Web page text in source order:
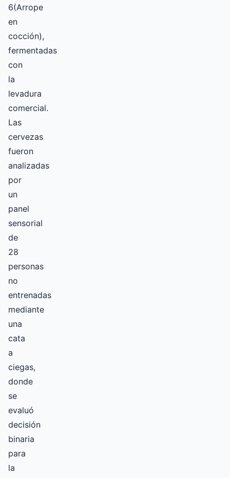
6(Arrope
en
cocción),
fermentadas
con
la
levadura
comercial.
Las
cervezas
fueron
analizadas
por
un
panel
sensorial
de
28
personas
no
entrenadas
mediante
una
cata
a
ciegas,
donde
se
evaluó
decisión
binaria
para
la